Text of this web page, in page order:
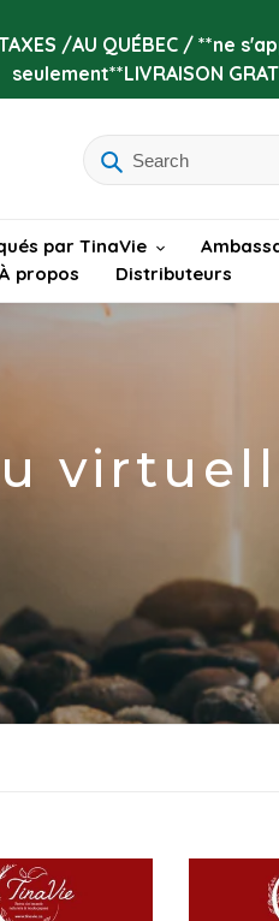
TAXES /AU QUÉBEC /
seulement**LIVRAISON
par TinaVie
À propos Distributeurs